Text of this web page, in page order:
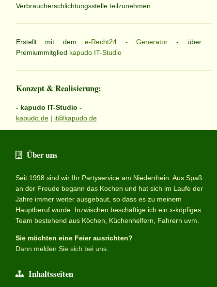
Verbraucherschlichtungsstelle teilzunehmen.
Erstellt mit deme-Recht24 - Generator - über
Premiummitglied kapudo IT-Studio
Konzept & Realisierung:
- kapudo IT-Studio -
kapudo.de| it@kapudo.de
Über uns
Seit 1998 sind wir Ihr Partyservice am Niederrhein. Aus Spaß
an der Freude begann das Kochen und hat sich im Laufe der
Jahre immer weiter ausgebaut, so dass es zu meinem
Hauptberuf wurde. Inzwischen beschäftige ich ein x-köpfiges
Team bestehend aus Köchen, Küchenhelfern, Fahrern uvm.
Sie möchten eine Feier ausrichten?
Dann melden Sie sich bei uns.
Inhaltsseiten